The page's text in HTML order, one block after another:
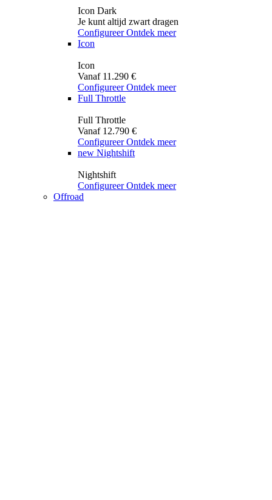
Icon Dark
Je kunt altijd zwart dragen
Configureer Ontdek meer
Icon
Icon
Vanaf 11.290 €
Configureer Ontdek meer
Full Throttle
Full Throttle
Vanaf 12.790 €
Configureer Ontdek meer
new Nightshift
Nightshift
Configureer Ontdek meer
Offroad